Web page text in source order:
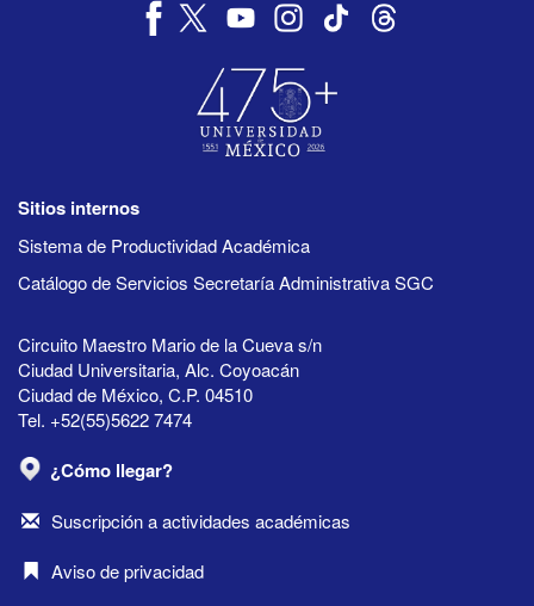
Sitios internos
Sistema de Productividad Académica
Catálogo de Servicios Secretaría Administrativa SGC
Circuito Maestro Mario de la Cueva s/n
Ciudad Universitaria, Alc. Coyoacán
Ciudad de México, C.P. 04510
Tel. +52(55)5622 7474
¿Cómo llegar?
Suscripción a actividades académicas
Aviso de privacidad